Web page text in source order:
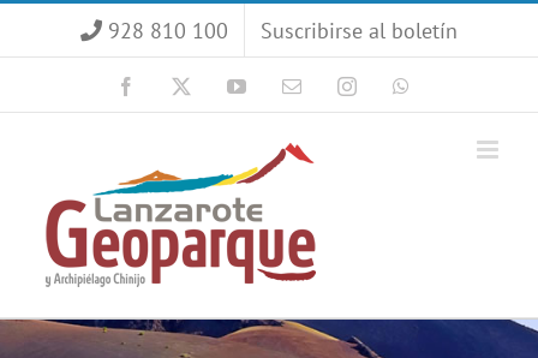
928 810 100 Suscribirse al boletín
Facebook YouTubeCorreoInstagram